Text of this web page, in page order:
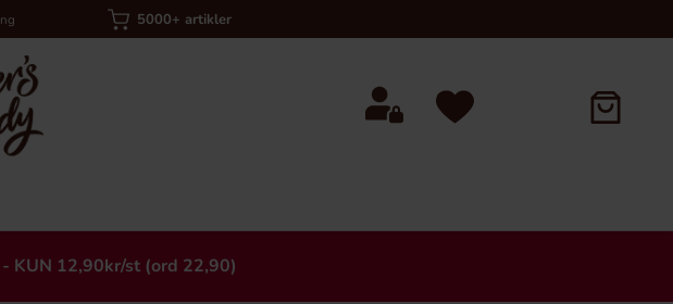
5000+ artikler
- KUN 12,90kr/st (ord 22,90)